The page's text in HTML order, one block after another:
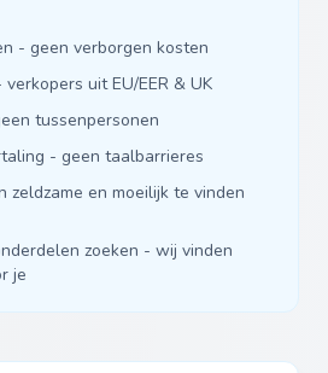
- geen verborgen kosten
uit EU/EER & UK
tussenpersonen
- geen taalbarrieres
zeldzame en moeilijk te vinden
zoeken - wij vinden
je